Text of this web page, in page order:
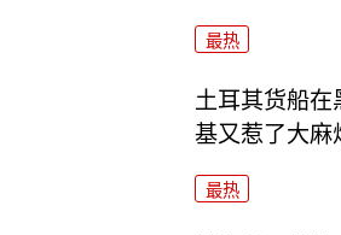
最热
土耳其货船
基又惹了大麻
最热